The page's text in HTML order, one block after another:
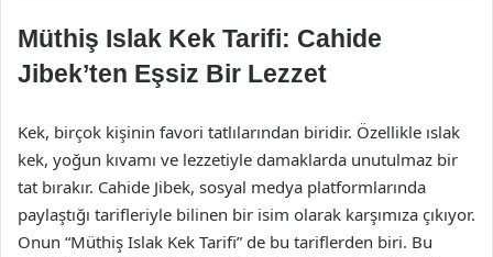
Müthiş Islak Kek Tarifi: Cahide
Jibek’ten Eşsiz Bir Lezzet
Kek, birçok kişinin favori tatlılarından biridir. Özellikle ıslak
kek, yoğun kıvamı ve lezzetiyle damaklarda unutulmaz bir
tat bırakır. Cahide Jibek, sosyal medya platformlarında
paylaştığı tarifleriyle bilinen bir isim olarak karşımıza çıkıyor.
Onun “Müthiş Islak Kek Tarifi” de bu tariflerden biri. Bu